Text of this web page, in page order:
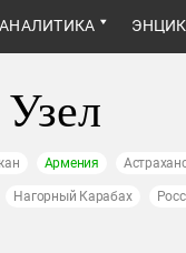
АНАЛИТИКА
Армения
Нагорный Карабах